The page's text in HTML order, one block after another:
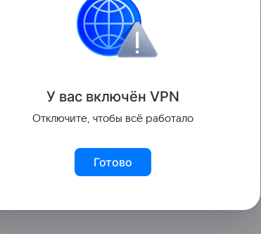
У вас включён VPN
Отключите, чтобы всё работало
Готово